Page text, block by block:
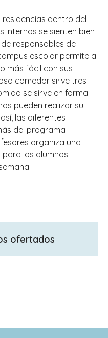
dentro del
internos se sienten bien
responsables de
escolar permite a
más fácil con sus
comedor sirve tres
se sirve en forma
pueden realizar su
las diferentes
del programa
organiza una
los alumnos
ofertados